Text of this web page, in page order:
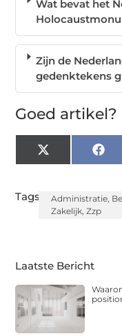
Wat bevat het
Zijn de
gedenktekens
Goed
X
(Twitter)
Tags: Administratie,
Zakelijk, Zzp
Laatste Bericht